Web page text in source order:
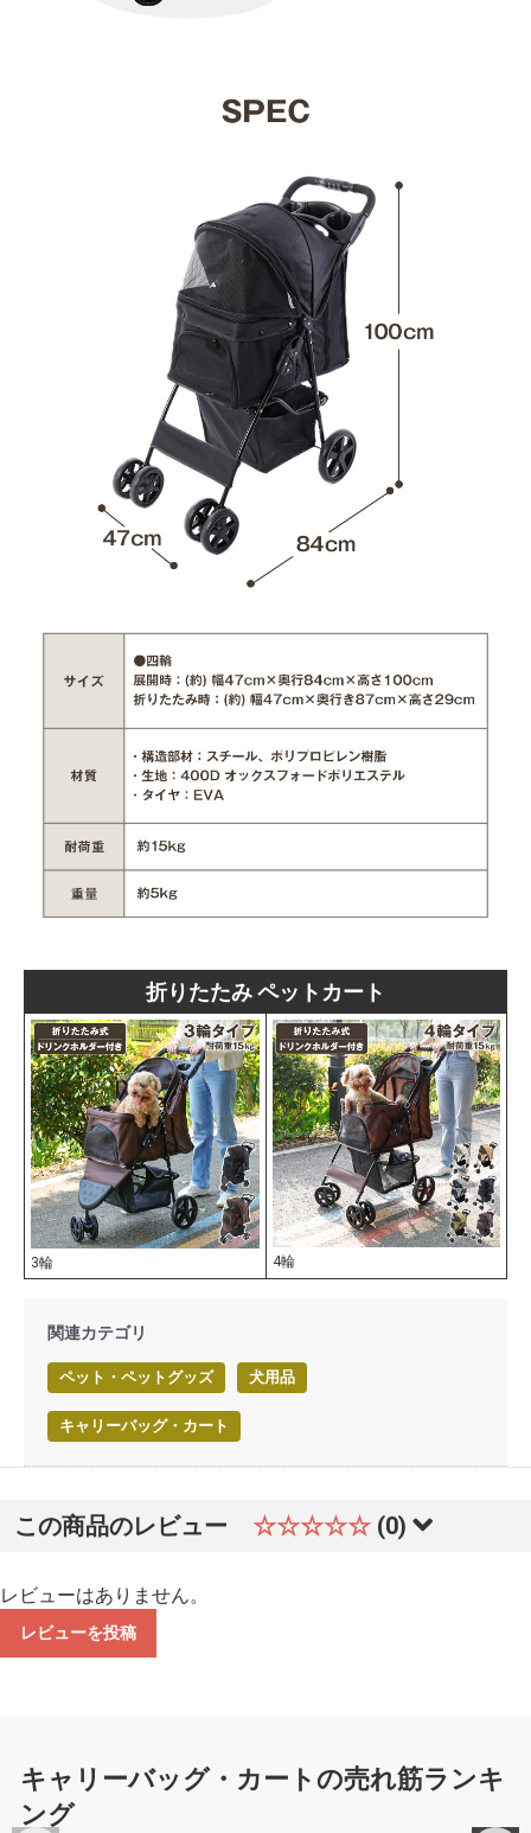
折りたたみ ペットカート
3輪 4輪
関連カテゴリ
ペット・ペットグッズ 犬用品
キャリーバッグ・カート
この商品のレビュー ☆☆☆☆☆ (0)
レビューはありません。
レビューを投稿
キャリーバッグ・カートの売れ筋ランキ
ング